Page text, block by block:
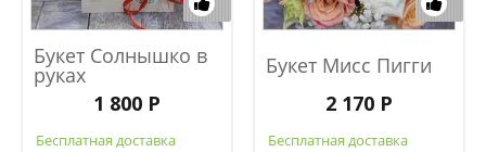
Букет Солнышко в
руках
1 800 Р
Бесплатная доставка
Букет Мисс Пигги
2 170 Р
Бесплатная доставка